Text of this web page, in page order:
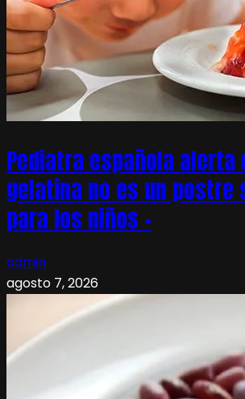
Pediatra española alerta
gelatina no es un postre
para los niños –
admin
agosto 7, 2026